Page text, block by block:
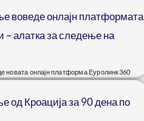
воведе онлајн платформата
– алатка за следење на
новата онлајн платформа Еуролинк360
целосен увид и безбедно
од Кроација за 90 дена по